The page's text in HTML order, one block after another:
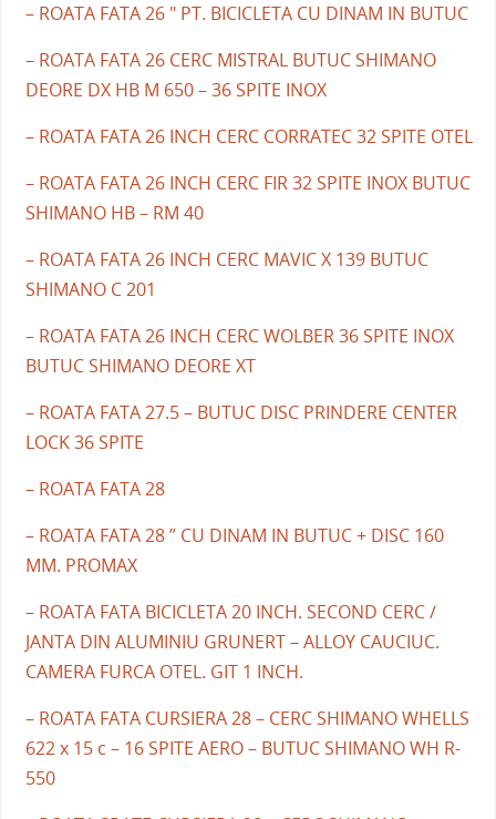
– ROATA FATA 26 " PT. BICICLETA CU DINAM IN BUTUC
– ROATA FATA 26 CERC MISTRAL BUTUC SHIMANO
DEORE DX HB M 650 – 36 SPITE INOX
– ROATA FATA 26 INCH CERC CORRATEC 32 SPITE OTEL
– ROATA FATA 26 INCH CERC FIR 32 SPITE INOX BUTUC
SHIMANO HB – RM 40
– ROATA FATA 26 INCH CERC MAVIC X 139 BUTUC
SHIMANO C 201
– ROATA FATA 26 INCH CERC WOLBER 36 SPITE INOX
BUTUC SHIMANO DEORE XT
– ROATA FATA 27.5 – BUTUC DISC PRINDERE CENTER
LOCK 36 SPITE
– ROATA FATA 28
– ROATA FATA 28 ” CU DINAM IN BUTUC + DISC 160
MM. PROMAX
– ROATA FATA BICICLETA 20 INCH. SECOND CERC /
JANTA DIN ALUMINIU GRUNERT – ALLOY CAUCIUC.
CAMERA FURCA OTEL. GIT 1 INCH.
– ROATA FATA CURSIERA 28 – CERC SHIMANO WHELLS
622 x 15 c – 16 SPITE AERO – BUTUC SHIMANO WH R-
550